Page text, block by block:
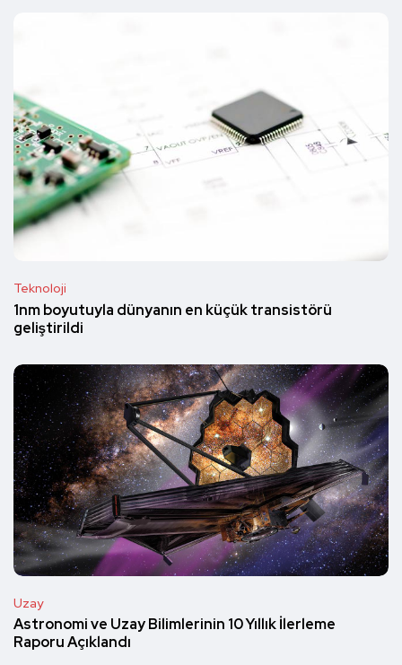
Teknoloji
1nm boyutuyla dünyanın en küçük transistörü
geliştirildi
Uzay
Astronomi ve Uzay Bilimlerinin 10 Yıllık İlerleme
Raporu Açıklandı